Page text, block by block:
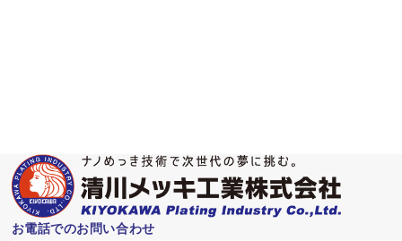
お電話でのお問い合わせ